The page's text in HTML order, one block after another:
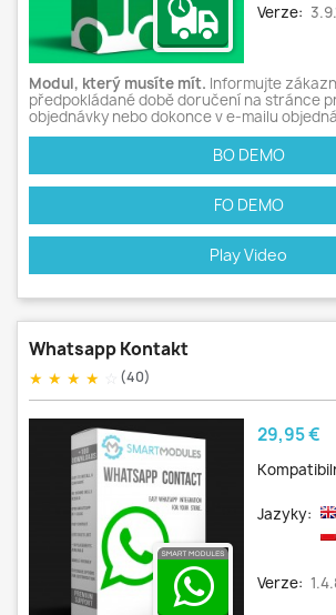
Verze:
Modul, který musíte mít. Informujte
předpokládané době doručení na stránce
objednávky nebo dokonce v e-mailu
BO DEMO
FO DEMO
Play Video
Whatsapp Kontakt
★ ★ ★ ★ (40)
Cena
29,95 €
Jazyky:
Verze: